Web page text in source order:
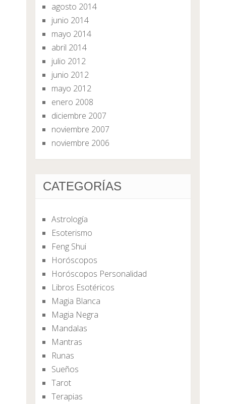
agosto 2014
junio 2014
mayo 2014
abril 2014
julio 2012
junio 2012
mayo 2012
enero 2008
diciembre 2007
noviembre 2007
noviembre 2006
CATEGORÍAS
Astrología
Esoterismo
Feng Shui
Horóscopos
Horóscopos Personalidad
Libros Esotéricos
Magia Blanca
Magia Negra
Mandalas
Mantras
Runas
Sueños
Tarot
Terapias